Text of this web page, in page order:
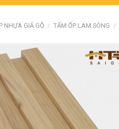
NHỰA GIẢ GỖ / TẤM ỐP LAM SÓNG /